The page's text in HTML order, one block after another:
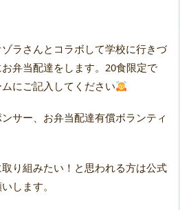
ラさんとコラボして学校に行きづ
弁当配達をします。20食限定で
にご記入してください
サー、お弁当配達有償ボランティ
り組みたい！と思われる方は公式
します。